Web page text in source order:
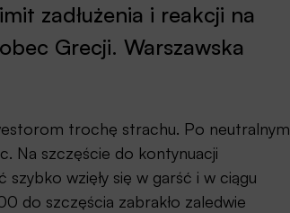
zadłużenia i reakcji na
Grecji. Warszawska
trochę strachu. Po neutralnym
Na szczęście do kontynuacji
szybko wzięły się w garść i w ciągu
do szczęścia zabrakło zaledwie